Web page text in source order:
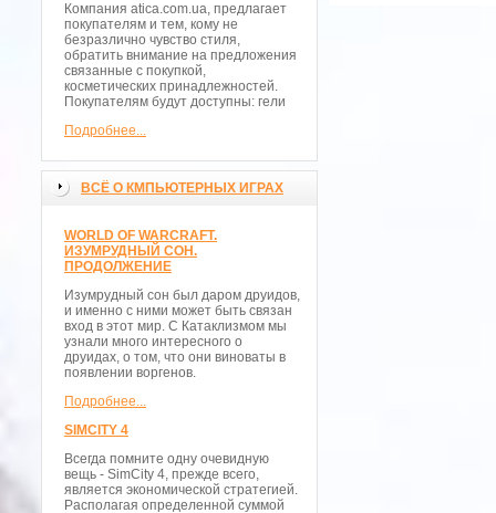
Компания atica.com.ua, предлагает
покупателям и тем, кому не
безразлично чувство стиля,
обратить внимание на предложения
связанные с покупкой,
косметических принадлежностей.
Покупателям будут доступны: гели
Подробнее...
ВСЁ О КМПЬЮТЕРНЫХ ИГРАХ
WORLD OF WARCRAFT.
ИЗУМРУДНЫЙ СОН.
ПРОДОЛЖЕНИЕ
Изумрудный сон был даром друидов,
и именно с ними может быть связан
вход в этот мир. С Катаклизмом мы
узнали много интересного о
друидах, о том, что они виноваты в
появлении воргенов.
Подробнее...
SIMCITY 4
Всегда помните одну очевидную
вещь - SimCity 4, прежде всего,
является экономической стратегией.
Располагая определенной суммой